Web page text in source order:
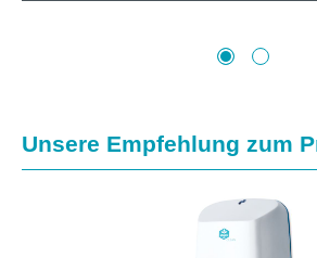
Produktgalerie überspringen
Unsere Empfehlung zum